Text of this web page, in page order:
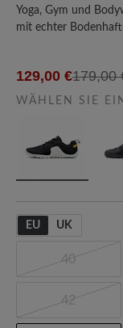
Yoga, Gym und
mit echter
129,00 €179,00
WÄHLEN SIE
EU UK
40
42